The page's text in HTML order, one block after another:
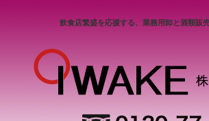
飲食店繁盛を応援する、業務用卸と酒類販